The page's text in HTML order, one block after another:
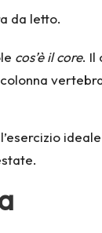
da letto.
cos’è il core. Il